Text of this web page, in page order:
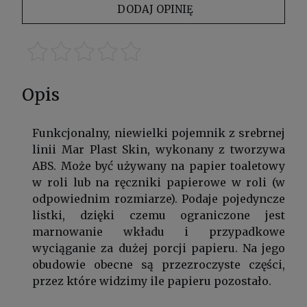
DODAJ OPINIĘ
Opis
Funkcjonalny, niewielki pojemnik z srebrnej
linii Mar Plast Skin, wykonany z tworzywa
ABS. Może być używany na papier toaletowy
w roli lub na ręczniki papierowe w roli (w
odpowiednim rozmiarze). Podaje pojedyncze
listki, dzięki czemu ograniczone jest
marnowanie wkładu i przypadkowe
wyciąganie za dużej porcji papieru. Na jego
obudowie obecne są przezroczyste części,
przez które widzimy ile papieru pozostało.